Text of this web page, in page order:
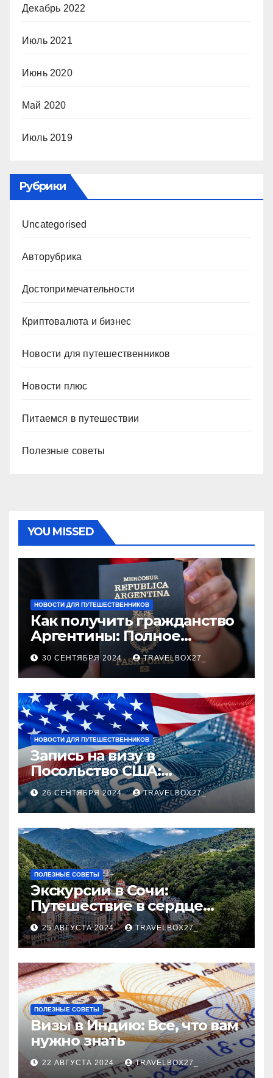
Декабрь 2022
Июль 2021
Июнь 2020
Май 2020
Июль 2019
Рубрики
Uncategorised
Авторубрика
Достопримечательности
Криптовалюта и бизнес
Новости для путешественников
Новости плюс
Питаемся в путешествии
Полезные советы
YOU MISSED
НОВОСТИ ДЛЯ ПУТЕШЕСТВЕННИКОВ
Как получить гражданство
Аргентины: Полное
руководство
30 СЕНТЯБРЯ 2024 TRAVELBOX27_
НОВОСТИ ДЛЯ ПУТЕШЕСТВЕННИКОВ
Запись на визу в
Посольство США:
Пошаговое руководство
26 СЕНТЯБРЯ 2024 TRAVELBOX27_
ПОЛЕЗНЫЕ СОВЕТЫ
Экскурсии в Сочи:
Путешествие в сердце
Черноморского курорта
25 АВГУСТА 2024 TRAVELBOX27_
ПОЛЕЗНЫЕ СОВЕТЫ
Визы в Индию: Все, что вам
нужно знать
22 АВГУСТА 2024 TRAVELBOX27_